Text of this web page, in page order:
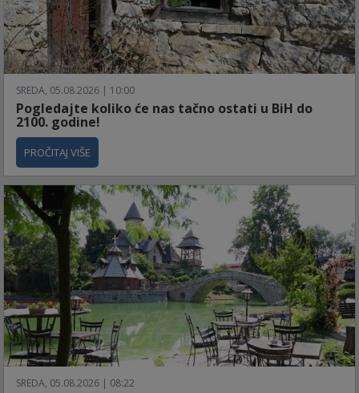
SREDA, 05.08.2026 | 10:00
Pogledajte koliko će nas tačno ostati u BiH do
2100. godine!
PROČITAJ VIŠE
SREDA, 05.08.2026 | 08:22